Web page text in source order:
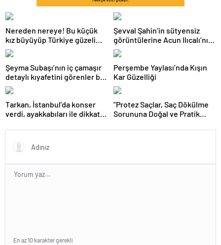
Nereden nereye! Bu küçük
kız büyüyüp Türkiye güzeli
oldu
Şevval Şahin’in sütyensiz
görüntülerine Acun Ilıcalı’nın
kanalında sansür
Şeyma Subaşı’nın iç çamaşır
detaylı kıyafetini görenler bir
daha baktı
Perşembe Yaylası’nda Kışın
Kar Güzelliği
Tarkan, İstanbul’da konser
verdi, ayakkabıları ile dikkat
"Protez Saçlar, Saç Dökülme
Sorununa Doğal ve Pratik
En az 10 karakter gerekli